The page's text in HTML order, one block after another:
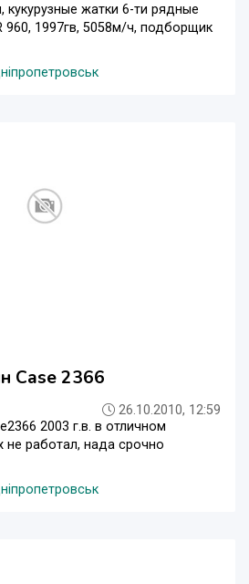
кукурузные жатки 6-ти рядные
960, 1997гв, 5058м/ч, подборщик
Сase 2366
26.10.2010, 12:59
2003 г.в. в отличном
не работал, нада срочно